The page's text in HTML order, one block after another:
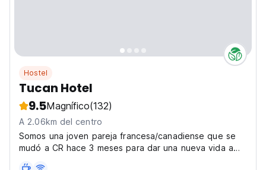
Hostel
Tucan Hotel
9.5Magnífico(132)
A 2.06km del centro
Somos una joven pareja francesa/canadiense que se
mudó a CR hace 3 meses para dar una nueva vida a